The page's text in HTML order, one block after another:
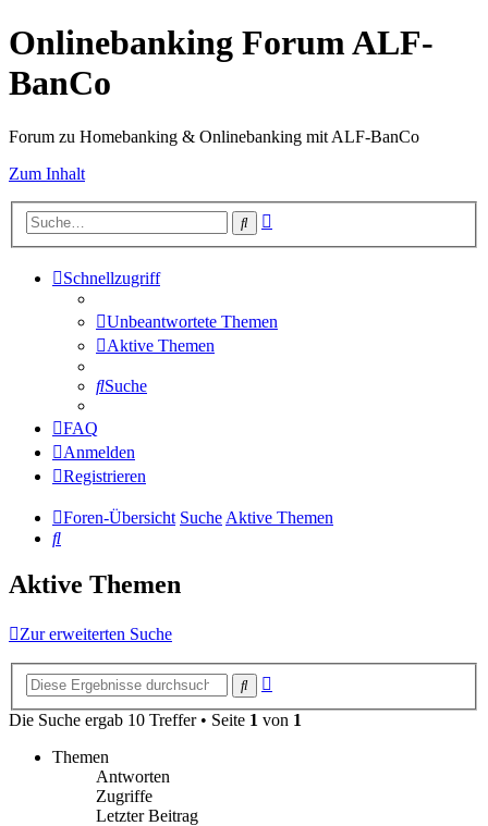
Onlinebanking Forum ALF-
BanCo
Forum zu Homebanking & Onlinebanking mit ALF-BanCo
Zum Inhalt
Suche
Schnellzugriff
Unbeantwortete Themen
Aktive Themen
Suche
FAQ
Anmelden
Registrieren
Foren-Übersicht SucheAktive Themen
Suche
Aktive Themen
Zur erweiterten Suche
Suche
Die Suche ergab 10 Treffer • Seite 1 von 1
Themen
Antworten
Zugriffe
Letzter Beitrag